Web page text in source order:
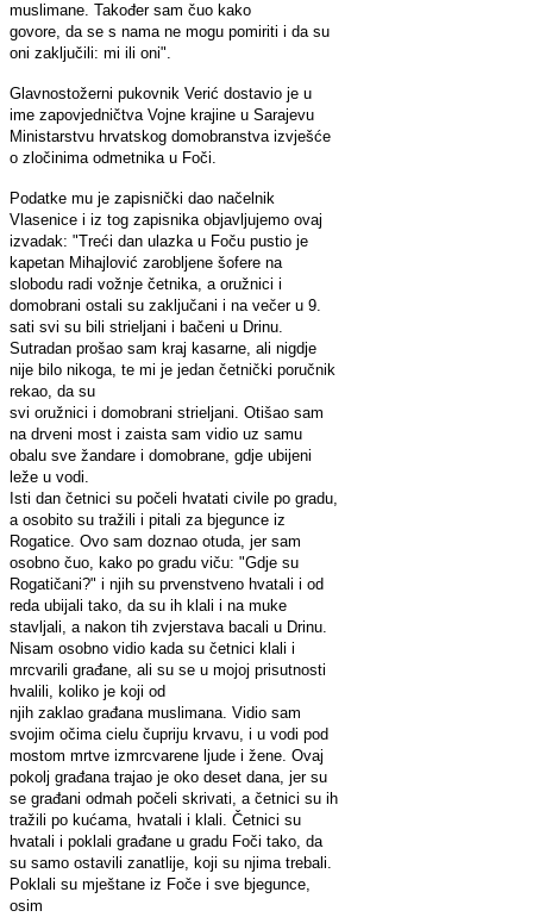
muslimane. Također sam čuo kako
govore, da se s nama ne mogu pomiriti i da su
oni zaključili: mi ili oni".
Glavnostožerni pukovnik Verić dostavio je u
ime zapovjedničtva Vojne krajine u Sarajevu
Ministarstvu hrvatskog domobranstva izvješće
o zločinima odmetnika u Foči.
Podatke mu je zapisnički dao načelnik
Vlasenice i iz tog zapisnika objavljujemo ovaj
izvadak: "Treći dan ulazka u Foču pustio je
kapetan Mihajlović zarobljene šofere na
slobodu radi vožnje četnika, a oružnici i
domobrani ostali su zaključani i na večer u 9.
sati svi su bili strieljani i bačeni u Drinu.
Sutradan prošao sam kraj kasarne, ali nigdje
nije bilo nikoga, te mi je jedan četnički poručnik
rekao, da su
svi oružnici i domobrani strieljani. Otišao sam
na drveni most i zaista sam vidio uz samu
obalu sve žandare i domobrane, gdje ubijeni
leže u vodi.
Isti dan četnici su počeli hvatati civile po gradu,
a osobito su tražili i pitali za bjegunce iz
Rogatice. Ovo sam doznao otuda, jer sam
osobno čuo, kako po gradu viču: "Gdje su
Rogatičani?" i njih su prvenstveno hvatali i od
reda ubijali tako, da su ih klali i na muke
stavljali, a nakon tih zvjerstava bacali u Drinu.
Nisam osobno vidio kada su četnici klali i
mrcvarili građane, ali su se u mojoj prisutnosti
hvalili, koliko je koji od
njih zaklao građana muslimana. Vidio sam
svojim očima cielu čupriju krvavu, i u vodi pod
mostom mrtve izmrcvarene ljude i žene. Ovaj
pokolj građana trajao je oko deset dana, jer su
se građani odmah počeli skrivati, a četnici su ih
tražili po kućama, hvatali i klali. Četnici su
hvatali i poklali građane u gradu Foči tako, da
su samo ostavili zanatlije, koji su njima trebali.
Poklali su mještane iz Foče i sve bjegunce,
osim